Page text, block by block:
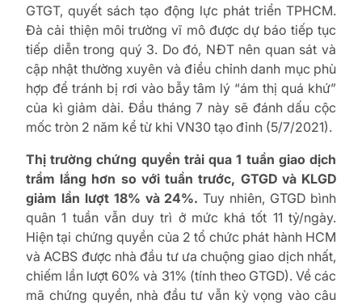
GTGT, quyết sách tạo động lực phát triển TPHCM.
Đà cải thiện môi trường vĩ mô được dự báo tiếp tục
tiếp diễn trong quý 3. Do đó, NĐT nên quan sát và
cập nhật thường xuyên và điều chỉnh danh mục phù
hợp để tránh bị rơi vào bẫy tâm lý “ám thị quá khứ”
của kì giảm dài. Đầu tháng 7 này sẽ đánh dấu cộc
mốc tròn 2 năm kể từ khi VN30 tạo đỉnh (5/7/2021).
Thị trường chứng quyền trải qua 1 tuần giao dịch
trầm lắng hơn so với tuần trước, GTGD và KLGD
giảm lần lượt 18% và 24%.Tuy nhiên, GTGD bình
quân 1 tuần vẫn duy trì ở mức khá tốt 11 tỷ/ngày.
Hiện tại chứng quyền của 2 tổ chức phát hành HCM
và ACBS được nhà đầu tư ưa chuộng giao dịch nhất,
chiếm lần lượt 60% và 31% (tính theo GTGD). Về các
mã chứng quyền, nhà đầu tư vẫn kỳ vọng vào câu